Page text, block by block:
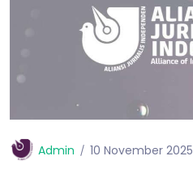
Admin 10 November 2025